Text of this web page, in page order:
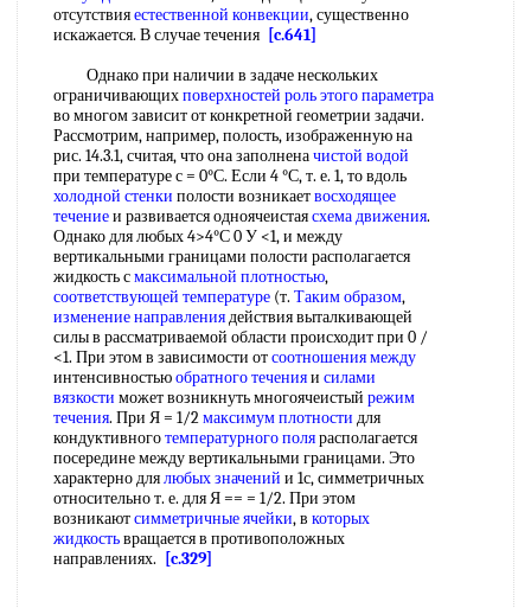
отсутствияестественной конвекции, существенно
искажается. В случае течения [c.641]
Однако при наличии в задаче нескольких
ограничивающихповерхностей рольэтого параметра
во многом зависит от конкретной геометрии задачи.
Рассмотрим, например, полость, изображенную на
рис. 14.3.1, считая, что она заполненачистой водой
при температуре с = 0°С. Если 4 °С, т. е. 1, то вдоль
холодной стенки полости возникаетвосходящее
течениеи развивается одноячеистаясхема движения.
Однако для любых 4>4°С 0 У <1, и между
вертикальными границами полости располагается
жидкость смаксимальной плотностью,
соответствующей температуре (т. Таким образом,
изменение направлениядействия выталкивающей
силы в рассматриваемой области происходит при 0 /
<1. При этом в зависимости отсоотношения между
интенсивностьюобратного теченияи силами
вязкости может возникнуть многоячеистый режим
течения. При Я = 1/2максимум плотности для
кондуктивноготемпературного полярасполагается
посередине между вертикальными границами. Это
характерно длялюбых значений и 1с, симметричных
относительно т. е. для Я == = 1/2. При этом
возникаютсимметричные ячейки, в которых
жидкостьвращается в противоположных
направлениях.
[c.329]